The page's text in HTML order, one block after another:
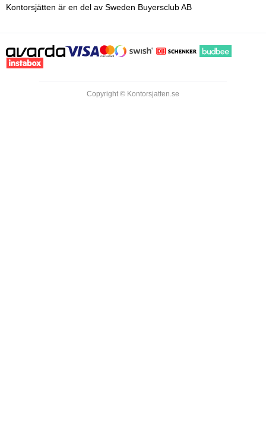
Kontorsjätten är en del av Sweden Buyersclub AB
Copyright © Kontorsjatten.se